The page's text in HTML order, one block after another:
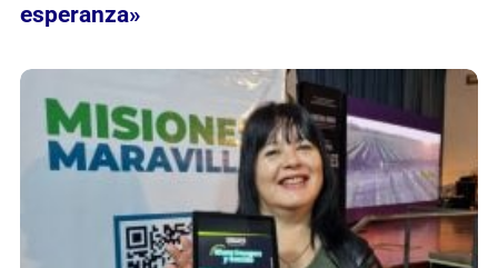
esperanza»